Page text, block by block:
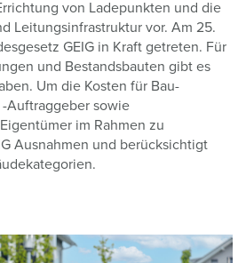
von Ladepunkten und die
Leitungsinfrastruktur vor. Am 25.
GEIG in Kraft getreten. Für
und Bestandsbauten gibt es
Um die Kosten für Bau-
Auftraggeber sowie
im Rahmen zu
Ausnahmen und berücksichtigt